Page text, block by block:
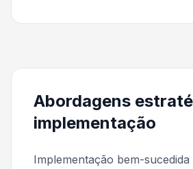
Abordagens
implementação
Implementação bem-sucedida